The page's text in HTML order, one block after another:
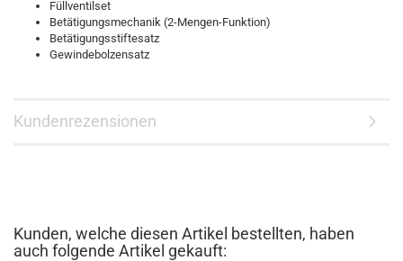
Füllventilset
Betätigungsmechanik (2-Mengen-Funktion)
Betätigungsstiftesatz
Gewindebolzensatz
Kundenrezensionen
Kunden, welche diesen Artikel bestellten, haben
auch folgende Artikel gekauft: